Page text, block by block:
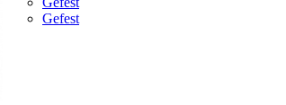
Gefest